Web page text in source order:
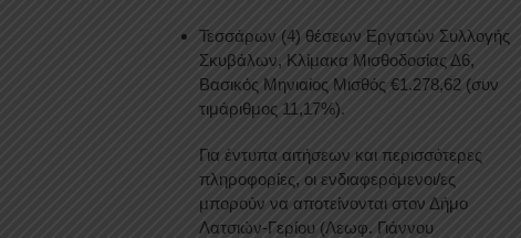
Τεσσάρων (4) θέσεων Εργατών Συλλογής
Σκυβάλων, Κλίμακα Μισθοδοσίας Δ6,
Βασικός Μηνιαίος Μισθός €1.278,62 (συν
τιμάριθμος 11,17%).
Για έντυπα αιτήσεων και περισσότερες
πληροφορίες, οι ενδιαφερόμενοι/ες
μπορούν να αποτείνονται στον Δήμο
Λατσιών-Γερίου (Λεωφ. Γιάννου